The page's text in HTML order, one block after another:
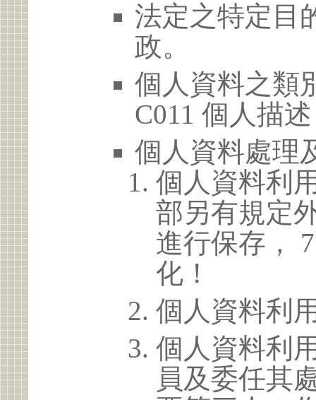
法定之特定目
政。
個人資料之類
C011 個人描述
個人資料處理
個人資料利
部另有規定
進行保存，
化！
個人資料利
個人資料利
員及委任其